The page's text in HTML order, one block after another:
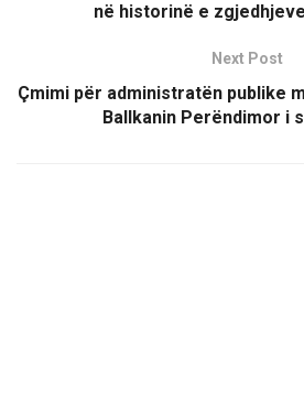
në historinë e
Next Post
Çmimi për administratën publike
Ballkanin Perëndimor i